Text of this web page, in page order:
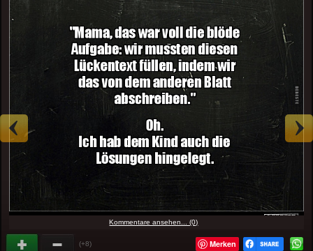
Kommentare ansehen... (0)
(+8) Merken